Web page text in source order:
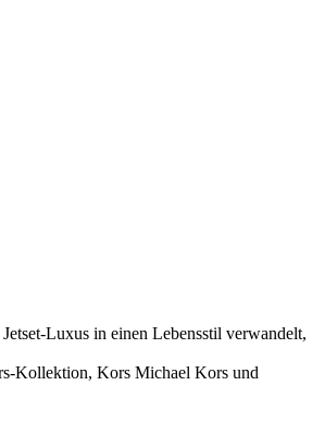
Luxus in einen Lebensstil verwandelt,
Kollektion, Kors Michael Kors und